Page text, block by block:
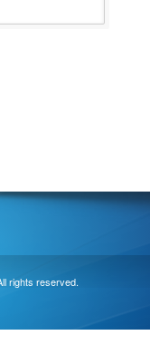
rights reserved.